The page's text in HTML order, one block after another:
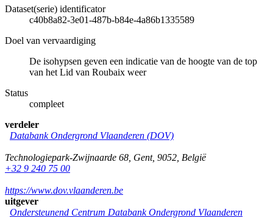
Dataset(serie) identificator
c40b8a82-3e01-487b-b84e-4a86b1335589
Doel van vervaardiging
De isohypsen geven een indicatie van de hoogte van de top
van het Lid van Roubaix weer
Status
compleet
verdeler
Databank Ondergrond Vlaanderen (DOV)
Technologiepark-Zwijnaarde 68 Gent, 9052 België
+32 9 240 75 00
https://www.dov.vlaanderen.be
uitgever
Ondersteunend Centrum Databank Ondergrond Vlaanderen